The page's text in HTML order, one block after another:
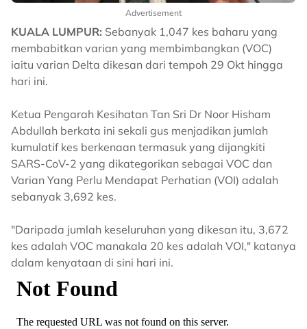
Advertisement
KUALA LUMPUR: Sebanyak 1,047 kes baharu yang
membabitkan varian yang membimbangkan (VOC)
iaitu varian Delta dikesan dari tempoh 29 Okt hingga
hari ini.
Ketua Pengarah Kesihatan Tan Sri Dr Noor Hisham
Abdullah berkata ini sekali gus menjadikan jumlah
kumulatif kes berkenaan termasuk yang dijangkiti
SARS-CoV-2 yang dikategorikan sebagai VOC dan
Varian Yang Perlu Mendapat Perhatian (VOI) adalah
sebanyak 3,692 kes.
"Daripada jumlah keseluruhan yang dikesan itu, 3,672
kes adalah VOC manakala 20 kes adalah VOI," katanya
dalam kenyataan di sini hari ini.